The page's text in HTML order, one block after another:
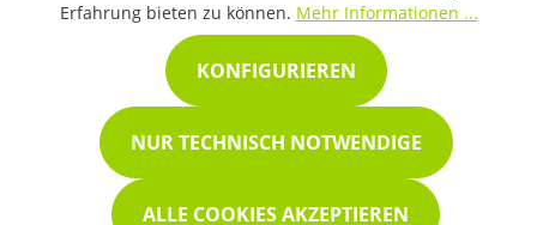
Erfahrung bieten zu können. Mehr Informationen ...
NUR TECHNISCH NOTWENDIGE
KONFIGURIEREN
ALLE COOKIES AKZEPTIEREN